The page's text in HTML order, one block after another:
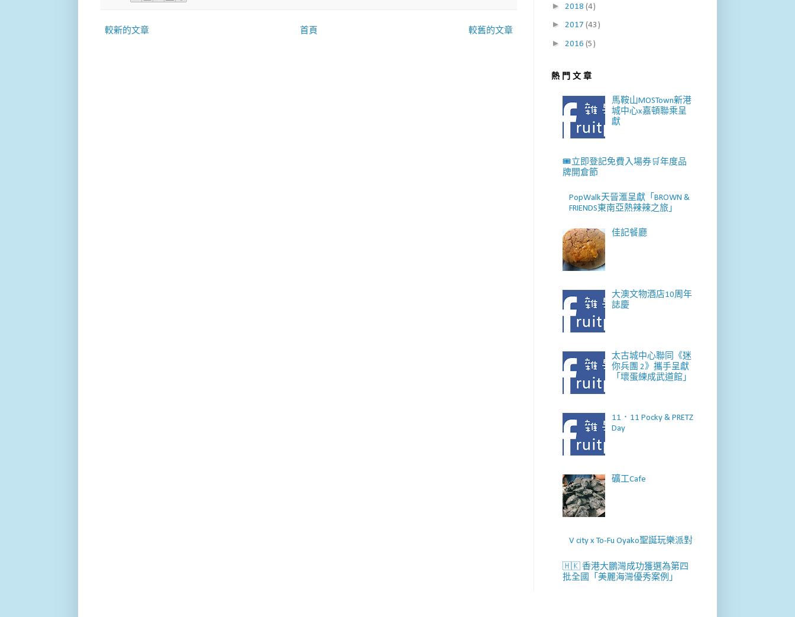
較新的文章 較舊的文章
首頁
► 2018 (4)
► 2017 (43)
► 2016 (5)
熱 門 文 章
馬鞍山MOSTown新港
城中心x嘉頓聯乘呈
獻
🎟️立即登記免費入場券🛒年度品
牌開倉節
PopWalk天晉滙呈獻「BROWN &
FRIENDS東南亞熱辣辣之旅」
佳記餐廳
大澳文物酒店10周年
誌慶
太古城中心聯同《迷
你兵團 2》攜手呈獻
「壞蛋練成武道館」
11．11 Pocky & PRETZ
Day
礦工Cafe
V city x To-Fu Oyako聖誕玩樂派對
🇭🇰 香港大鵬灣成功獲選為第四
批全國「美麗海灣優秀案例」